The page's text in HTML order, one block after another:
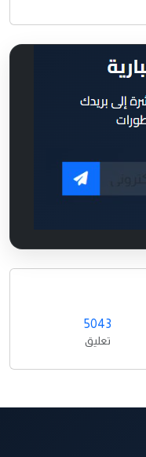
5043
تعليق